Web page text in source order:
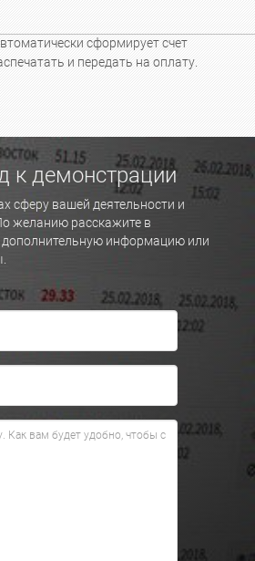
сформирует счет
и передать на оплату.
к демонстрации
сферу вашей деятельности и
желанию расскажите в
информацию или